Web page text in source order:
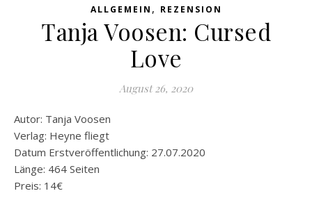
ALLGEMEIN , REZENSION
Tanja Voosen: Cursed
Love
August 26, 2020
Autor: Tanja Voosen
Verlag: Heyne fliegt
Datum Erstveröffentlichung: 27.07.2020
Länge: 464 Seiten
Preis: 14€